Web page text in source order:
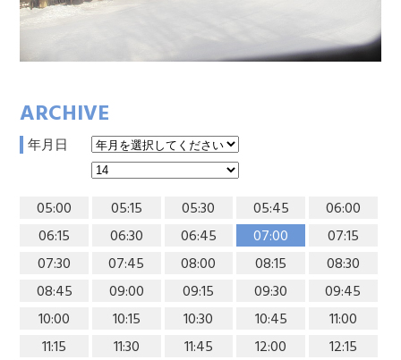
ARCHIVE
年月日
05:00 05:15 05:30 05:45
06:00
06:15
06:30 06:45 07:00
07:15
07:30
07:45 08:00 08:15
08:30
08:45
09:00 09:15 09:30
09:45
10:00
10:15 10:30 10:45
11:00
11:15
11:30 11:45 12:00
12:15